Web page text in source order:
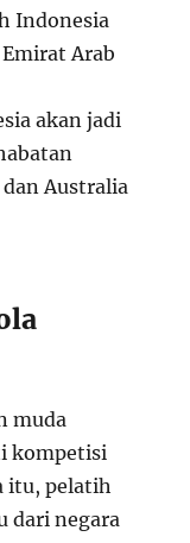
Indonesia
Arab
akan jadi
Australia
muda
kompetisi
itu, pelatih
dari negara